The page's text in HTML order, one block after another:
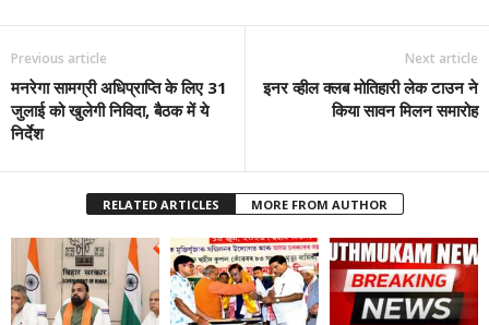
Previous article
मनरेगा सामग्री अधिप्राप्ति के लिए 31
जुलाई को खुलेगी निविदा, बैठक में ये
निर्देश
Next article
इनर व्हील क्लब मोतिहारी लेक टाउन ने
किया सावन मिलन समारोह
RELATED ARTICLES MORE FROM AUTHOR